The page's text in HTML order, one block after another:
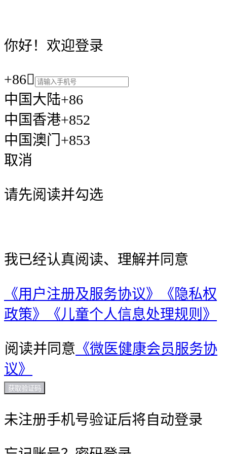
你好！欢迎登录
+86
中国大陆+86
中国香港+852
中国澳门+853
取消
请先阅读并勾选
我已经认真阅读、理解并同意
《用户注册及服务协议》
《隐私权
政策》
《儿童个人信息处理规则》
阅读并同意 《微医健康会员服务协
议》
获取验证码
未注册手机号验证后将自动登录